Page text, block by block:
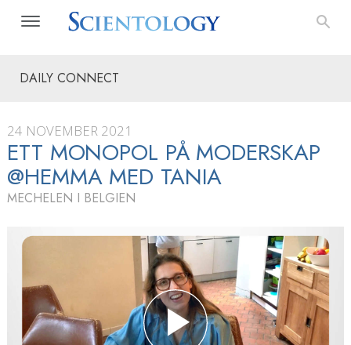
DAILY CONNECT
24 NOVEMBER 2021
ETT MONOPOL PÅ MODERSKAP
@HEMMA MED TANIA
MECHELEN I BELGIEN